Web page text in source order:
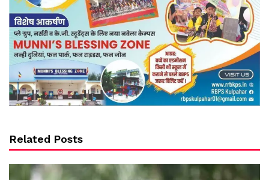
Related Posts